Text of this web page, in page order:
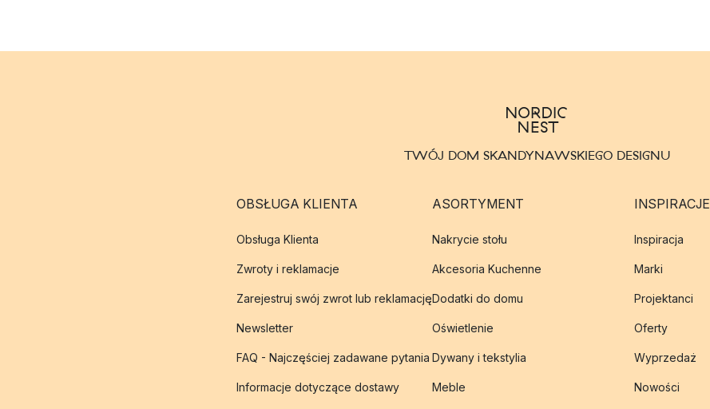
TWÓJ DOM SKANDYNAWSKIEGO DESIGNU
OBSŁUGA KLIENTA
Obsługa Klienta
Zwroty i reklamacje
Zarejestruj swój zwrot lub reklamację
Newsletter
FAQ - Najczęściej zadawane pytania
Informacje dotyczące dostawy
ASORTYMENT
Nakrycie stołu
Akcesoria Kuchenne
Dodatki do domu
Oświetlenie
Dywany i tekstylia
Meble
INSPIRACJE
Inspiracja
Marki
Projektanci
Oferty
Wyprzedaż
Nowości